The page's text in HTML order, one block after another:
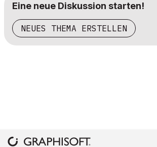
Eine neue Diskussion starten!
NEUES THEMA ERSTELLEN